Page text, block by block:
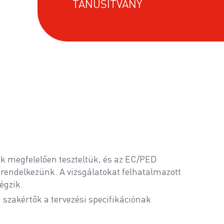
TANÚSÍTVÁNY
megfelelően teszteltük, és az EC/PED
A vizsgálatokat felhatalmazott
a tervezési specifikációnak